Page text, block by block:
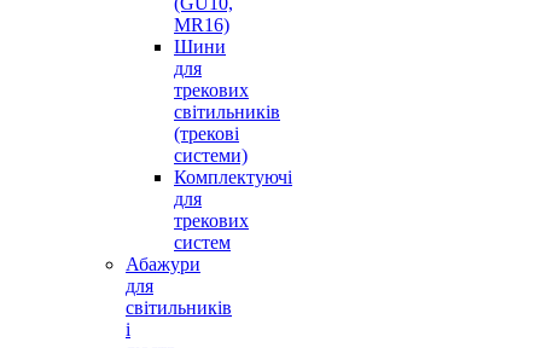
MR16)
Шини
для
трекових
світильників
(трекові
системи)
Комплектуючі
для
трекових
систем
Абажури
для
світильників
і